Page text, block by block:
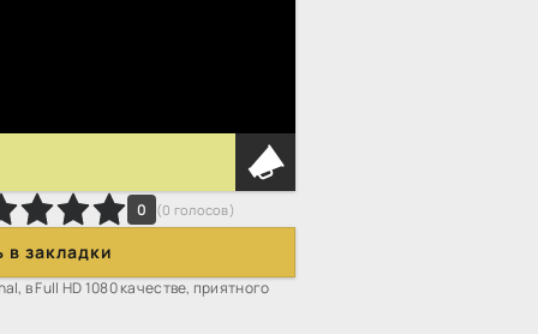
0 (0 голосов)
в закладки
в Full HD 1080 качестве, приятного